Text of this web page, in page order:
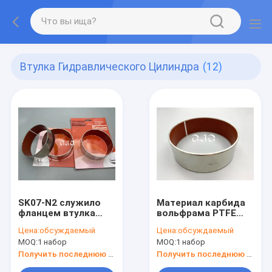
Втулка Гидравлического Цилиндра (12)
SK07-N2 служило
фланцем втулка
Цена:обсуждаемый
MOQ:1 набор
Материал карбида
вольфрама PTFE
гидравлического
цилиндра Oilless
твердой стали
Цена:обсуждаемый
MOQ:1 набор